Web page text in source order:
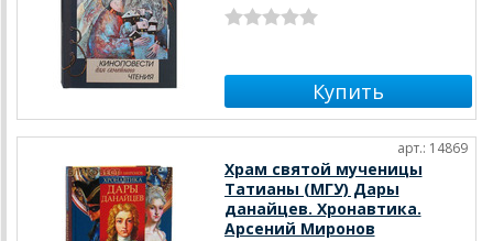
арт.: 14869
Храм святой мученицы
Татианы (МГУ) Дары
данайцев. Хронавтика.
Арсений Миронов